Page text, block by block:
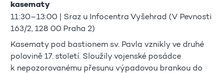
kasematy
11:30–13:00 | Sraz u Infocentra Vyšehrad (V Pevnosti
163/2, 128 00 Praha 2)
Kasematy pod bastionem sv. Pavla vznikly ve druhé
polovině 17. století. Sloužily vojenské posádce
k nepozorovanému přesunu výpadovou brankou do